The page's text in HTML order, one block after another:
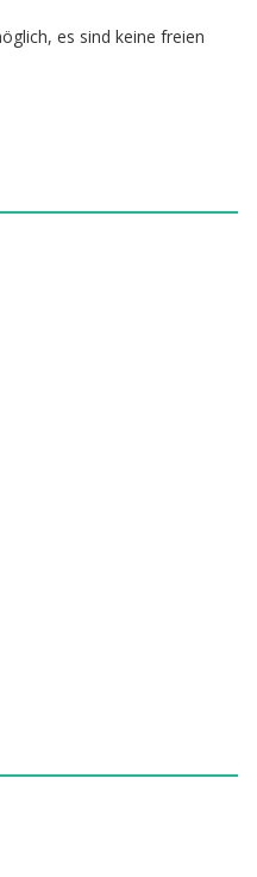
es sind keine freien